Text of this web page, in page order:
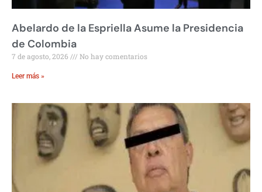
Abelardo de la Espriella Asume la Presidencia
de Colombia
7 de agosto, 2026 No hay comentarios
Leer más »